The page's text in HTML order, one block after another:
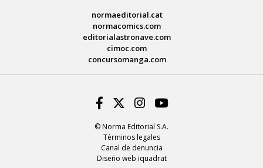
normaeditorial.cat
normacomics.com
editorialastronave.com
cimoc.com
concursomanga.com
© Norma Editorial S.A.
Términos legales
Canal de denuncia
Diseño web iquadrat
Facebook
Twitter
Instagram
Youtube